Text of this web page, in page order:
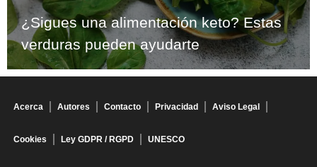
¿Sigues una alimentación keto? Estas
verduras pueden ayudarte
Acerca Autores Contacto Privacidad Aviso Legal
Cookies Ley GDPR / RGPD UNESCO